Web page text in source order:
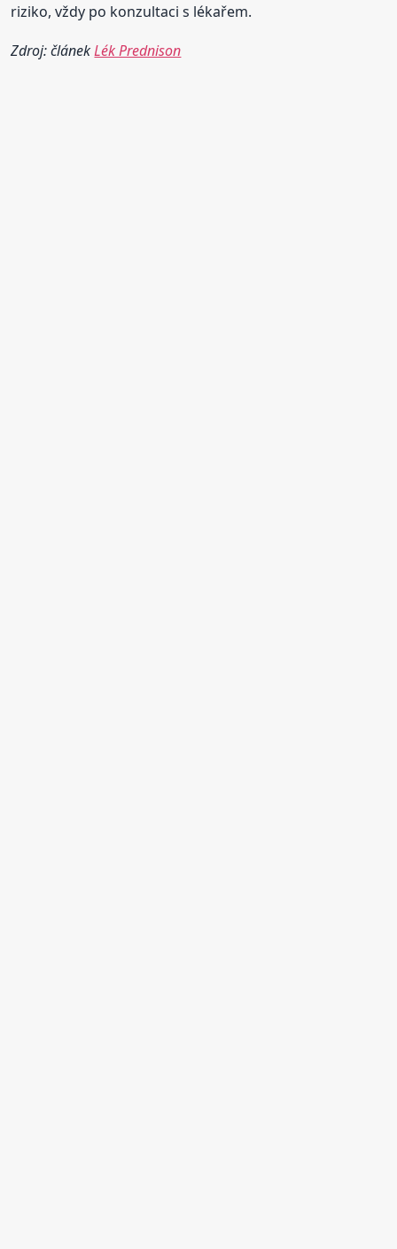
riziko, vždy po konzultaci s lékařem.
Zdroj: článekLék Prednison